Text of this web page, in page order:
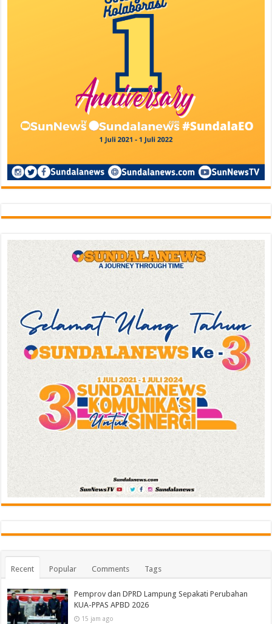
Recent Popular Comments Tags
Pemprov dan DPRD Lampung Sepakati Perubahan
KUA-PPAS APBD 2026
15 jam ago